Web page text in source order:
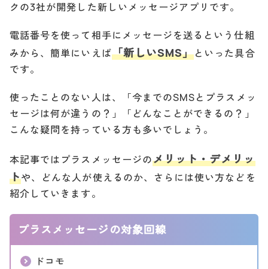
クの3社が開発した新しいメッセージアプリです。
電話番号を使って相手にメッセージを送るという仕組
みから、簡単にいえば「新しいSMS」といった具合
です。
使ったことのない人は、「今までのSMSとプラスメッ
セージは何が違うの？」「どんなことができるの？」
こんな疑問を持っている方も多いでしょう。
本記事ではプラスメッセージのメリット・デメリッ
トや、どんな人が使えるのか、さらには使い方などを
紹介していきます。
プラスメッセージの対象回線
ドコモ